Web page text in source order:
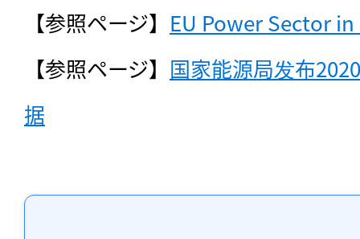
【参照ページ】 EU Power Sector in
【参照ページ】 国家能源局发布
据